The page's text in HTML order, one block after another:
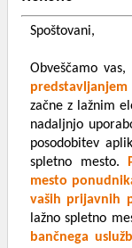
Spoštovani,
Obveščamo vas,
začne z lažnim
nadaljnjo
posodobitev
spletno mesto.
mesto
vaših prijavnih
lažno spletno
bančnega